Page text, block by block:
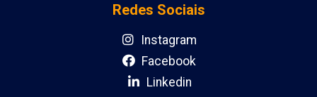
Redes Sociais
Instagram
Facebook
Linkedin